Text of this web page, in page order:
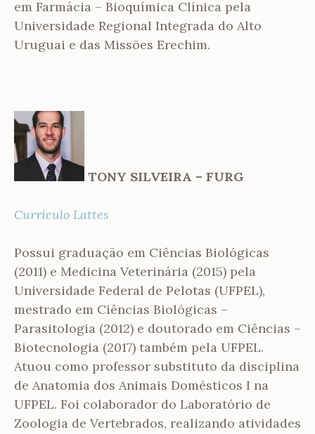
em Farmácia – Bioquímica Clínica pela
Universidade Regional Integrada do Alto
Uruguai e das Missões Erechim.
TONY SILVEIRA – FURG
Currículo Lattes
Possui graduação em Ciências Biológicas
(2011) e Medicina Veterinária (2015) pela
Universidade Federal de Pelotas (UFPEL),
mestrado em Ciências Biológicas –
Parasitologia (2012) e doutorado em Ciências –
Biotecnologia (2017) também pela UFPEL.
Atuou como professor substituto da disciplina
de Anatomia dos Animais Domésticos I na
UFPEL. Foi colaborador do Laboratório de
Zoologia de Vertebrados, realizando atividades